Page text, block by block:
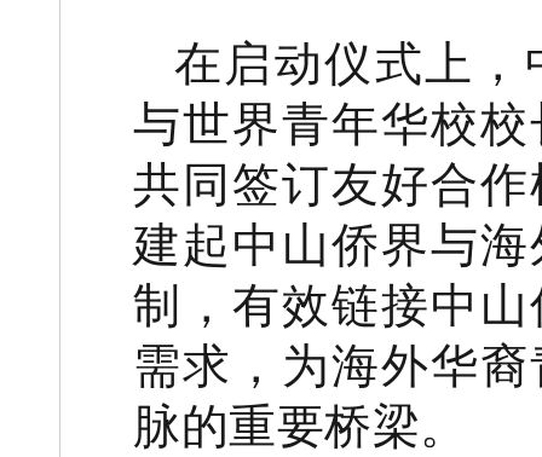
在启动仪式上
与世界青年华校
共同签订友好合
建起中山侨界与
制，有效链接中
需求，为海外华
脉的重要桥梁。